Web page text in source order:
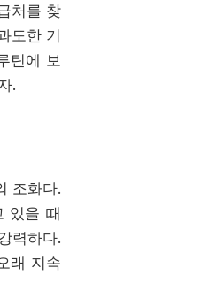
처를 찾
도한 기
틴에 보
.
조화다.
있을 때
력하다.
래 지속